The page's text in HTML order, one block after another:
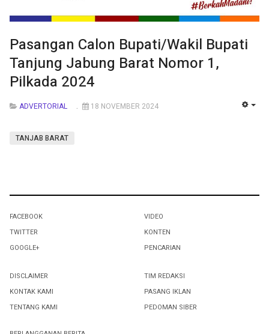
Pasangan Calon Bupati/Wakil Bupati
Tanjung Jabung Barat Nomor 1,
Pilkada 2024
ADVERTORIAL 18 NOVEMBER 2024
TANJAB BARAT
FACEBOOK
TWITTER
GOOGLE+
VIDEO
KONTEN
PENCARIAN
DISCLAIMER
KONTAK KAMI
TENTANG KAMI
TIM REDAKSI
PASANG IKLAN
PEDOMAN SIBER